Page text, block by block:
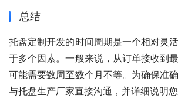
总结
托盘定制开发的时间周期是一个相对灵
于多个因素。一般来说，从订单接收到
可能需要数周至数个月不等。为确保准
与托盘生产厂家直接沟通，并详细说明您